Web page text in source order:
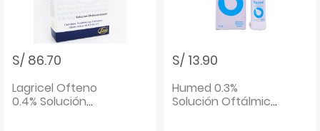
S/ 86.70
Lagricel Ofteno
0.4% Solución
S/ 13.90
Humed 0.3%
Solución Oftálmica